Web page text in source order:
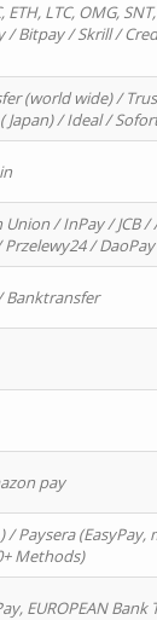
LTC, OMG,
/ Bitpay / Skrill /
(world wide) /
Japan) / Ideal /
/ InPay / JCB /
/
Banktransfer
pay
/ Paysera
Methods)
EUROPEAN Bank